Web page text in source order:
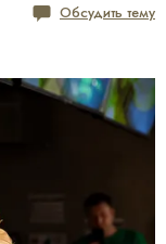
Обсудить тему